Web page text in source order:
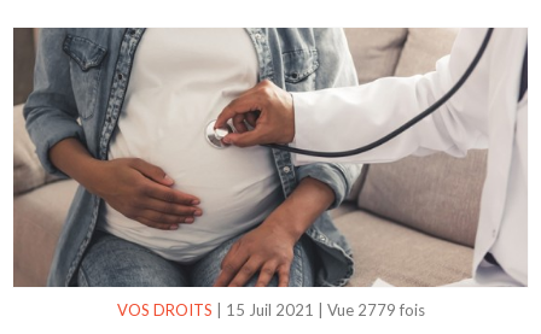
VOS DROITS 15 Juil 2021 Vue 2779 fois